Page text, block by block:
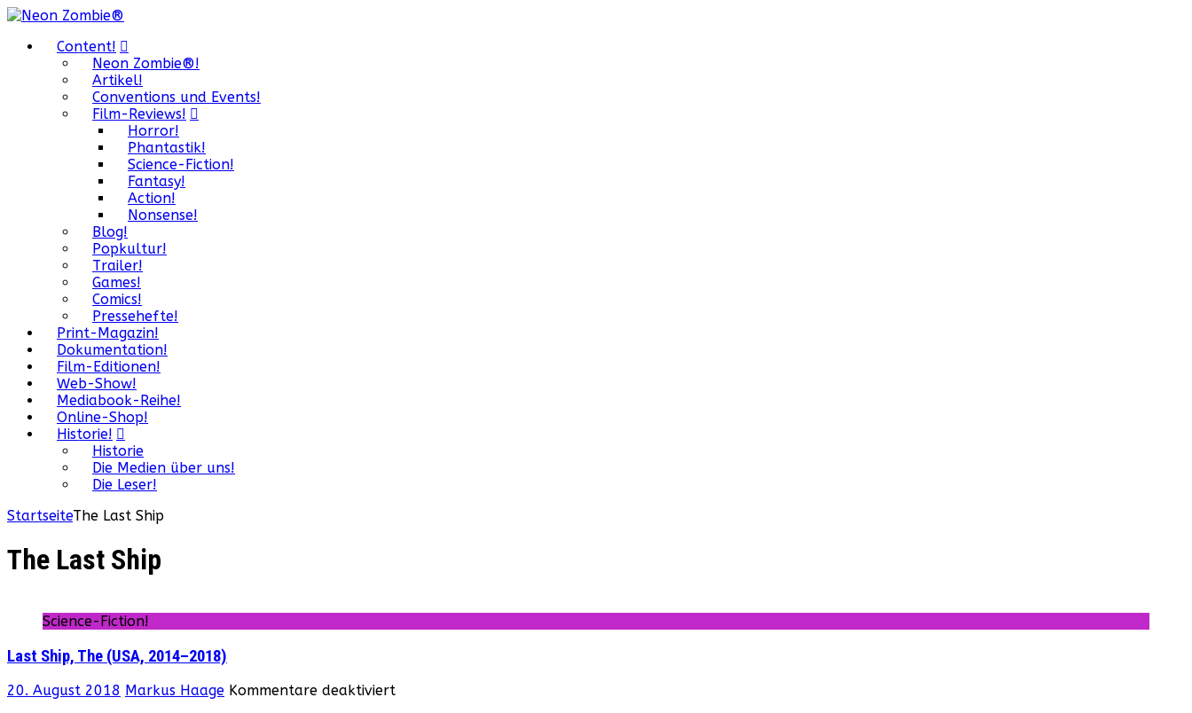
Content!
Neon Zombie®!
Artikel!
Conventions und Events!
Film-Reviews!
Horror!
Phantastik!
Science-Fiction!
Fantasy!
Action!
Nonsense!
Blog!
Popkultur!
Trailer!
Games!
Comics!
Pressehefte!
Print-Magazin!
Dokumentation!
Film-Editionen!
Web-Show!
Mediabook-Reihe!
Online-Shop!
Historie!
Historie
Die Medien über uns!
Die Leser!
StartseiteThe Last Ship
The Last Ship
Science-Fiction!
Last Ship, The (USA, 2014–2018)
20. August 2018 Markus Haage Kommentare deaktiviertfür